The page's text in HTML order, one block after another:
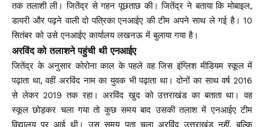
तक तलाशी ली। जितेंद्र से गहन पूछताछ की। जितेंद्र ने बताया कि मोबाइल,
डायरी और पढ़ने वाली दो पत्रिका एनआईए की टीम अपने साथ ले गई है। 10
सितंबर को उसे एनआईए कार्यालय लखनऊ में बुलाया गया है।
अरविंद को तलाशने पहुंची थी एनआईए
जितेंद्र के अनुसार कोरोना काल के पहले वह जिस इंग्लिश मीडियम स्कूल में
पढ़ाता था, वहीं अरविंद नाम का युवक भी पढ़ाता था। दोनों का साथ वर्ष 2016
से लेकर 2019 तक रहा। अरविंद खुद को उत्तराखंड का बताता था। वह
स्कूल छोड़कर चला गया तो कुछ समय बाद उसकी तलाश में एनआईए टीम
विद्यालय पर आई थी। उस समय पता चला अरविंद उत्तराखंड नहीं, बल्कि